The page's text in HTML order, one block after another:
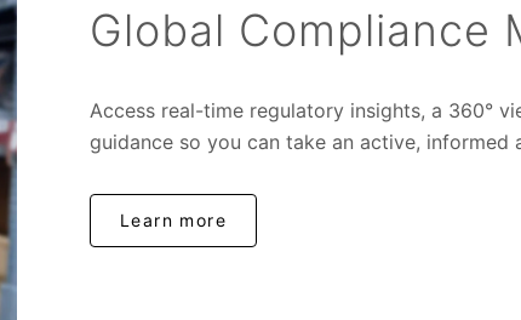
Global Compliance
Access real-time regulatory insights, a 360°
guidance so you can take an active, informed
Learn more